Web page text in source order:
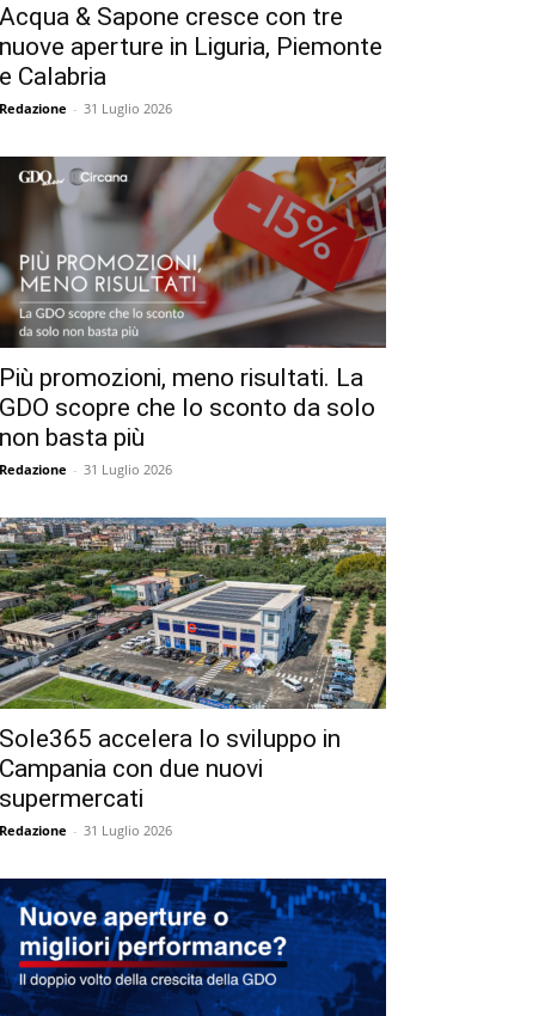
Acqua & Sapone cresce con tre
nuove aperture in Liguria, Piemonte
e Calabria
Redazione - 31 Luglio 2026
Più promozioni, meno risultati. La
GDO scopre che lo sconto da solo
non basta più
Redazione - 31 Luglio 2026
Sole365 accelera lo sviluppo in
Campania con due nuovi
supermercati
Redazione - 31 Luglio 2026